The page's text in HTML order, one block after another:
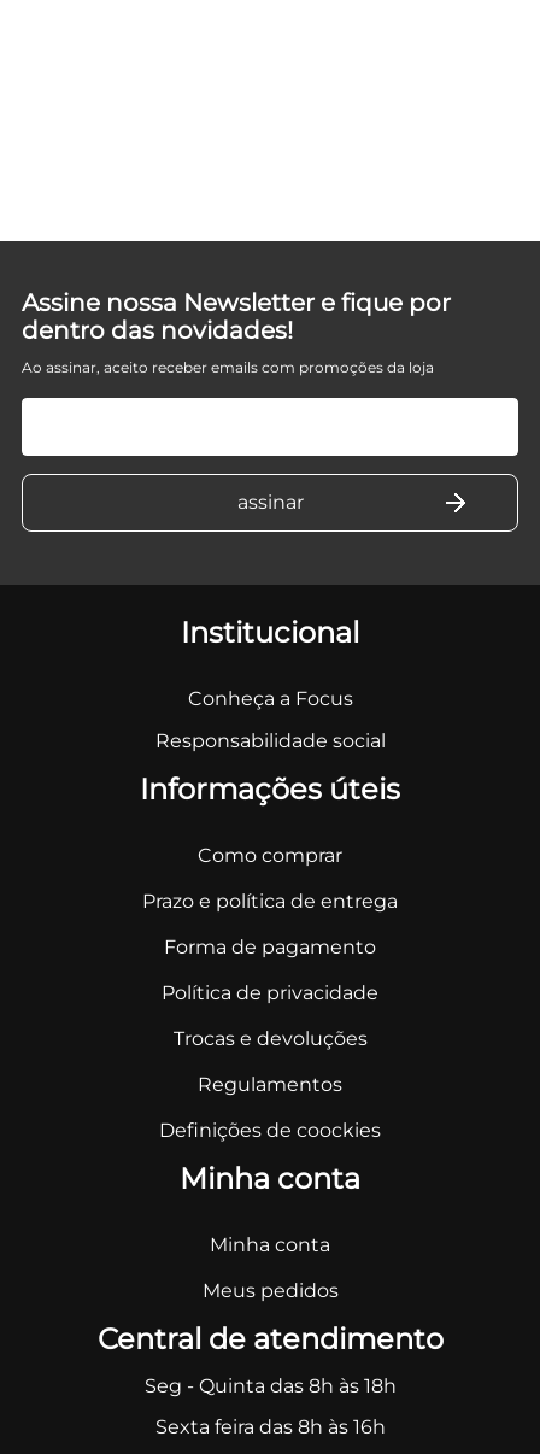
Assine nossa Newsletter e fique por
dentro das novidades!
Ao assinar, aceito receber emails com promoções da loja
Institucional
Conheça a Focus
Responsabilidade social
Informações úteis
Como comprar
Prazo e política de entrega
Forma de pagamento
Política de privacidade
Trocas e devoluções
Regulamentos
Definições de coockies
Minha conta
Minha conta
Meus pedidos
Central de atendimento
Seg - Quinta das 8h às 18h
Sexta feira das 8h às 16h